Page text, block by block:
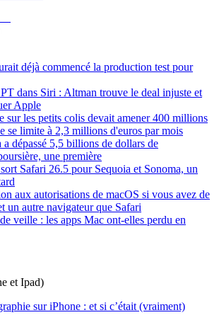
déjà commencé la production test pour
dans Siri : Altman trouve le deal injuste et
Apple
sur les petits colis devait amener 400 millions
se limite à 2,3 millions d'euros par mois
dépassé 5,5 billions de dollars de
une première
Safari 26.5 pour Sequoia et Sonoma, un
aux autorisations de macOS si vous avez de
un autre navigateur que Safari
veille : les apps Mac ont-elles perdu en
et Ipad)
sur iPhone : et si c’était (vraiment)